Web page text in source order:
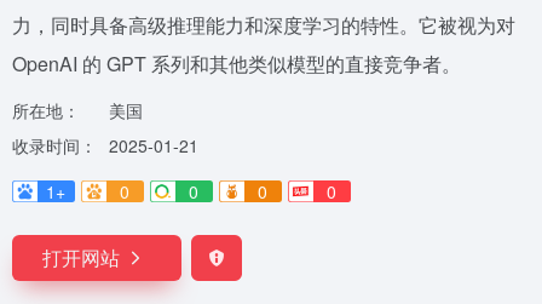
力，同时具备高级推理能力和深度学习的特性。它被视为对
OpenAI 的 GPT 系列和其他类似模型的直接竞争者。
所在地：
美国
收录时间：
2025-01-21
1+
0 0 0 0
打开网站